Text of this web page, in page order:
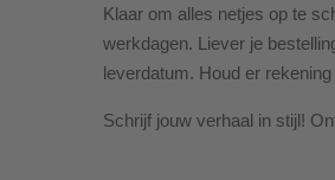
Klaar om alles netjes op te
werkdagen. Liever je
leverdatum. Houd er
Schrijf jouw verhaal in stijl!